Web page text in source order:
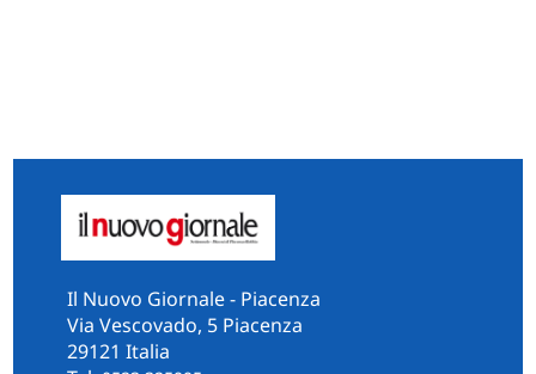
Il Nuovo Giornale - Piacenza
Via Vescovado, 5 Piacenza
29121 Italia